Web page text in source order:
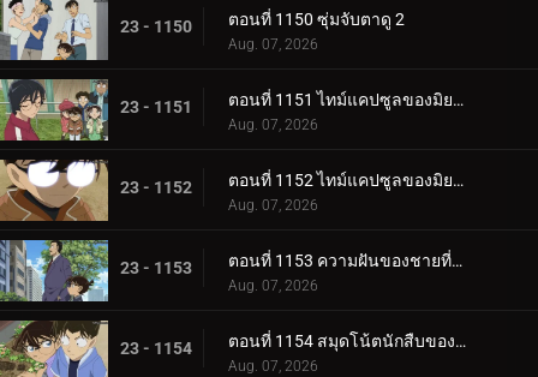
23 - 1150 ตอนที่ 1150 ซุ่มจับตาดู 2
Aug. 07, 2026
23 - 1151 ตอนที่ 1151 ไทม์แคปซูลของมิยาโนะ อาเคมิ (ตอนแรก)
Aug. 07, 2026
23 - 1152 ตอนที่ 1152 ไทม์แคปซูลของมิยาโนะ อาเคมิ (ตอนจบ)
Aug. 07, 2026
23 - 1153 ตอนที่ 1153 ความฝันของชายที่หายไป
Aug. 07, 2026
23 - 1154 ตอนที่ 1154 สมุดโน้ตนักสืบของสึบุรายะ มิตสึฮิโกะ 2
Aug. 07, 2026